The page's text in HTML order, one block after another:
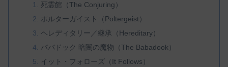
死霊館（The Conjuring）
ポルターガイスト（Poltergeist）
ヘレディタリー／継承（Hereditary）
ババドック 暗闇の魔物（The Babadook）
イット・フォローズ（It Follows）